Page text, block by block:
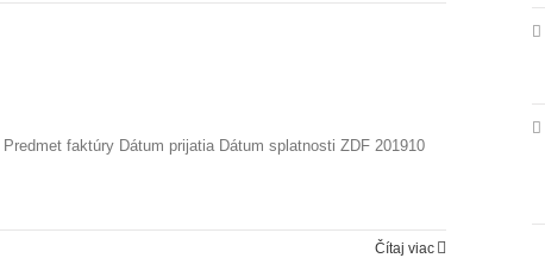
faktúry Dátum prijatia Dátum splatnosti ZDF 201910
Čítaj viac